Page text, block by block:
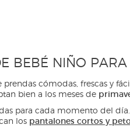
BEBÉ NIÑO
cómodas, frescas y
bien a los meses de
para cada momento del día.
los pantalones cortos y